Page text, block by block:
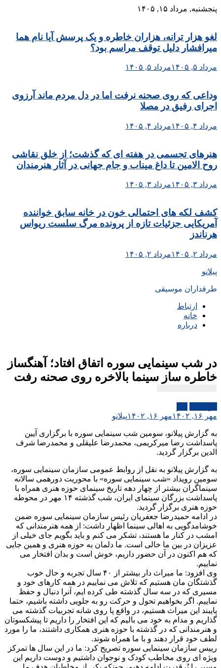
Skip
پنجشنبه, مرداد ۱۵, ۱۴۰۵
لغو هزار ترانه، هزاران خاطره و یک پرسش آیا نام هما
میرافشار دلیل توقف مراسم بود؟
مرداد ۵, ۱۴۰۵ مرداد ۵, ۱۴۰۵
وداعی که روی صحنه نرفت اما در دل مردم ماند آرزوی
اجرای رفیق در مصلا
مرداد ۴, ۱۴۰۵ مرداد ۴, ۱۴۰۵
هنرهای تجسمی در هفته ای که گذشت؛ از خلق نقاشی
روح الامین تا داغ میناب و جام جهانی در آثار هنرمندان
مرداد ۳, ۱۴۰۵ مرداد ۳, ۱۴۰۵
کشف لکه های احتمالی خون در خانه سابق خواننده
آمریکایی جزئیات تازه از پرونده مرگ سلست ریواس
هرناندز
مرداد ۲, ۱۴۰۵ مرداد ۲, ۱۴۰۵
پیلانو
طرفداران موسیقی
ارتباط
خانه
درباره
در شب سینمایی سوره اتفاق افتاد؛ آهنگساز
خاطره ساز سینما بالاخره روی صحنه رفت
مهر ۱۶, ۱۴۰۲
مهر ۱۶, ۱۴۰۲ پیلانو
به گزارش پیلانو، سومین شب سینمایی سوره با برگزاری آیین
پاسداشت رضا میرکریمی، محمدرضا علیقلی و محمدرضا شرف
الدین برگزار گردید.
به گزارش پیلانو به نقل از روابط عمومی سازمان سینمایی سوره،
سومین رویداد «شب سینمایی سوره» با محوریت دورهمی سالانه
سینماگران بیشتر از چهار دهه تاریخ سینمای حوزه هنری همراه با
پاسداشت بزرگان سینمای ایران، شب گذشته ۱۴ مهر در محوطه
حوزه هنری برگزار گردید.
در ادامه حمیدرضا جعفریان رئیس سازمان سینمایی سوره ضمن
خوشامدگویی به اهالی سینما اظهار داشت: از همه هنرمندانی که
امشب در کنار ما هستند، تشکر می کنم و باید بگویم جای خیلی از
عزیزان در بین ما خالی است. ما دلمان به حوزه هنری و همین جایی
که هم اکنون در آن حضور داریم، خوش است و بدان افتخار می
نماییم.
وی افزود: ما میراث دار بیشتر از ۴۰ سال تجربه و حال خوب
گذشتگان مان هستیم که تلاش می نماییم در همه کارهای خود و
مسیری که در سه سال گذشته طی کرده ایم، آنرا دنبال و حفظ
نماییم. اگر بخواهیم تحول و حرکت رو به جلویی داشته باشیم، حتما
پایبند این میراث هستیم، در واقع پا روی شانه تجربیات گذشته می
گذاریم و مدام به خود می بالیم که این افتخار را داریم تا پیشکسوتان
و هنرمندانی که در گذشته با حوزه هنری همکاری داشتند، ما را مورد
لطف خود قرار دهند و با ما همراه شوند.
رییس سازمان سینمایی سوره تصریح کرد: ما در این سال ها تمرکز
ویژه ای روی مخاطب کودک و نوجوان داشتیم و دوست داریم این